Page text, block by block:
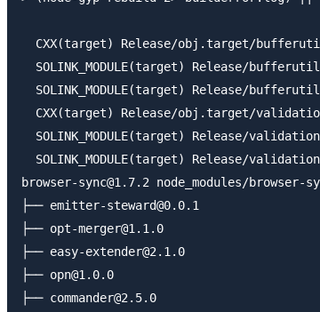
CXX(target) Release/obj.target/
SOLINK_MODULE(target) Release/
SOLINK_MODULE(target) Release/
CXX(target) Release/obj.target/
SOLINK_MODULE(target) Release/
SOLINK_MODULE(target) Release/
browser-sync@1.7.2 node_modules/browser-
├── emitter-steward@0.0.1
├── opt-merger@1.1.0
├── easy-extender@2.1.0
├── opn@1.0.0
├── commander@2.5.0